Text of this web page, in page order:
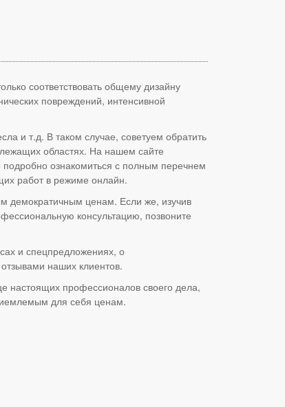
соответствовать общему дизайну
повреждений, интенсивной
и т.д. В таком случае, советуем обратить
областях. На нашем сайте
подробно ознакомиться с полным перечнем
работ в режиме онлайн.
демократичным ценам. Если же, изучив
консультацию, позвоните
и спецпредложениях, о
наших клиентов.
настоящих профессионалов своего дела,
для себя ценам.